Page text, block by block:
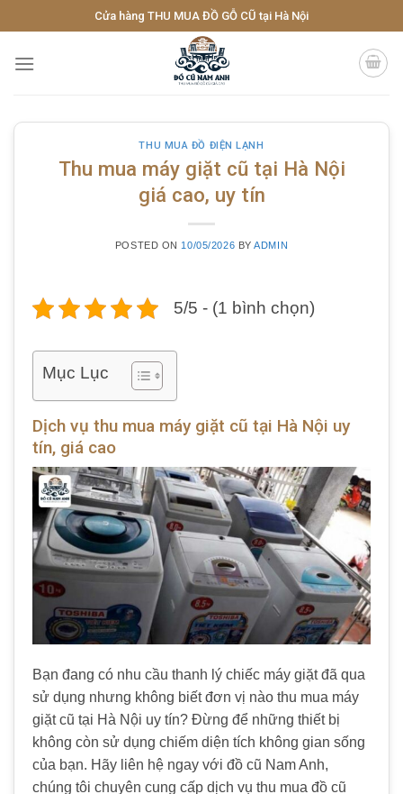
to
content
Cửa hàng THU MUA ĐỒ GỖ CŨ tại Hà Nội
THU MUA ĐỒ ĐIỆN LẠNH
Thu mua máy giặt cũ tại Hà Nội
giá cao, uy tín
POSTED ON 10/05/2026 BYADMIN
5/5 - (1 bình chọn)
Mục Lục
Dịch vụ thu mua máy giặt cũ tại Hà Nội uy
tín, giá cao
Bạn đang có nhu cầu thanh lý chiếc máy giặt đã qua
sử dụng nhưng không biết đơn vị nào thu mua máy
giặt cũ tại Hà Nội uy tín? Đừng để những thiết bị
không còn sử dụng chiếm diện tích không gian sống
của bạn. Hãy liên hệ ngay với đồ cũ Nam Anh,
chúng tôi chuyên cung cấp dịch vụ thu mua đồ cũ